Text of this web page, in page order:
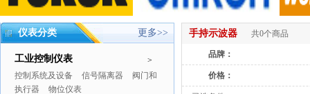
仪表分类 更多>>
>
工业控制仪表
控制系统及设备 信号隔离器
阀门和
执行器
物位仪表
手持示波器 共0个商品
品牌：
价格：